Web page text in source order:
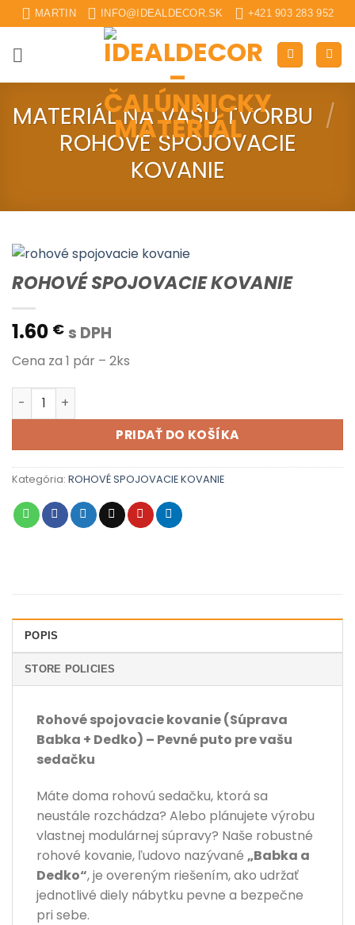
Skip
to
content
MARTIN INFO@IDEALDECOR.SK +421 903 283 952
MATERIÁL NA VAŠU TVORBU /
ROHOVÉ SPOJOVACIE
KOVANIE
ROHOVÉ SPOJOVACIE KOVANIE
1.60 € s DPH
Cena za 1 pár – 2ks
množstvo ROHOVÉ SPOJOVACIE KOVANIE
PRIDAŤ DO KOŠÍKA
Kategória: ROHOVÉ SPOJOVACIE KOVANIE
POPIS
STORE POLICIES
Rohové spojovacie kovanie (Súprava
Babka + Dedko) – Pevné puto pre vašu
sedačku
Máte doma rohovú sedačku, ktorá sa
neustále rozchádza? Alebo plánujete výrobu
vlastnej modulárnej súpravy? Naše robustné
rohové kovanie, ľudovo nazývané „Babka a
Dedko“, je overeným riešením, ako udržať
jednotlivé diely nábytku pevne a bezpečne
pri sebe.